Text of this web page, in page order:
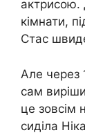
актрисою.
кімнати,
Стас
Але через
сам
це зовсім
сиділа